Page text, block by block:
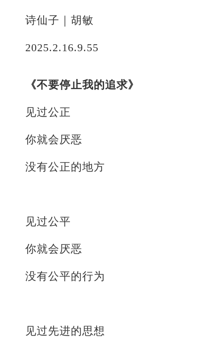
诗仙子｜胡敏
2025.2.16.9.55
《不要停止我的追求》
见过公正
你就会厌恶
没有公正的地方
见过公平
你就会厌恶
没有公平的行为
见过先进的思想